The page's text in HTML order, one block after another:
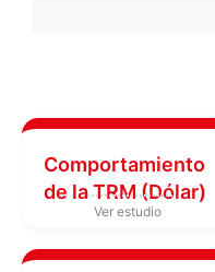
Comportamiento
de la TRM (Dólar)